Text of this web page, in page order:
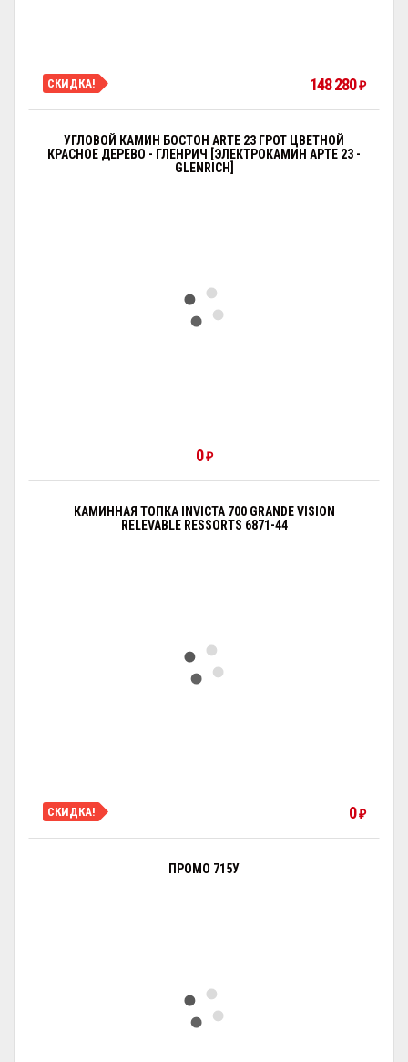
СКИДКА! 148 280₽
УГЛОВОЙ КАМИН БОСТОН ARTE 23 ГРОТ ЦВЕТНОЙ
КРАСНОЕ ДЕРЕВО - ГЛЕНРИЧ [ЭЛЕКТРОКАМИН АРТЕ 23 -
GLENRICH]
0₽
КАМИННАЯ ТОПКА INVICTA 700 GRANDE VISION
RELEVABLE RESSORTS 6871-44
СКИДКА! 0₽
ПРОМО 715У